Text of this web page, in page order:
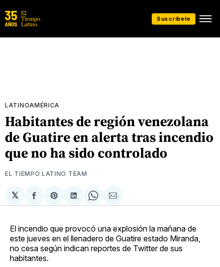
Suscríbete
LATINOAMÉRICA
Habitantes de región venezolana
de Guatire en alerta tras incendio
que no ha sido controlado
EL TIEMPO LATINO TEAM
𝕏
Compartir
en
Share
on
Compartir
en
Share
on
Compartir
via
El incendio que provocó una explosión la mañana de
este jueves en el llenadero de Guatire estado Miranda,
no cesa según indican reportes de Twitter de sus
habitantes.